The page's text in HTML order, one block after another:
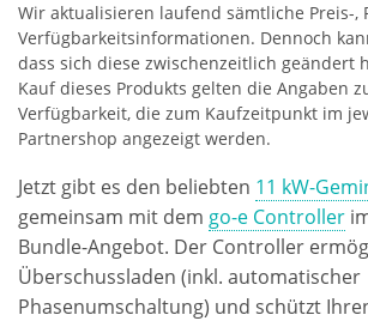
Wir aktualisieren laufend sämtliche Preis-,
Verfügbarkeitsinformationen. Dennoch
dass sich diese zwischenzeitlich geändert
Kauf dieses Produkts gelten die Angaben
Verfügbarkeit, die zum Kaufzeitpunkt im
Partnershop angezeigt werden.
Jetzt gibt es den beliebten 11 kW-
gemeinsam mit dem go-e Controller
Bundle-Angebot. Der Controller
Überschussladen (inkl. automatischer
Phasenumschaltung) und schützt